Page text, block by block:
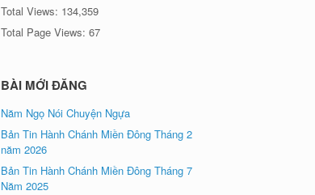
Total Views: 134,359
Total Page Views:67
BÀI MỚI ĐĂNG
Năm Ngọ Nói Chuyện Ngựa
Bản Tin Hành Chánh Miền Đông Tháng 2
năm 2026
Bản Tin Hành Chánh Miền Đông Tháng 7
Năm 2025